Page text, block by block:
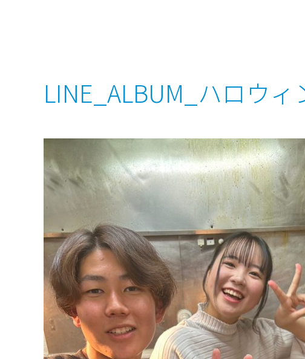
LINE_ALBUM_ハロウィ